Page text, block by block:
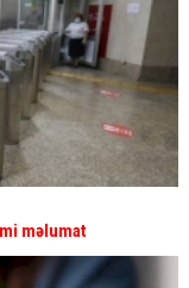
məlumat